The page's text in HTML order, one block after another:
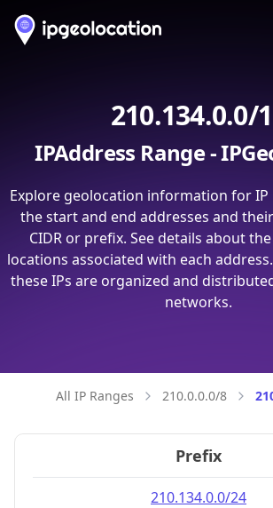
210.134.0.0/
IPAddress Range -
Explore geolocation information for IP
the start and end addresses and
CIDR or prefix. See details about
locations associated with each
these IPs are organized and
networks.
All IP Ranges 210.0.0.0/8
Prefix
210.134.0.0/24